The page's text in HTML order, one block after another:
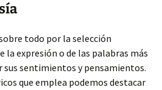
todo por la selección
la expresión o de las palabras más
sus sentimientos y pensamientos.
que emplea podemos destacar